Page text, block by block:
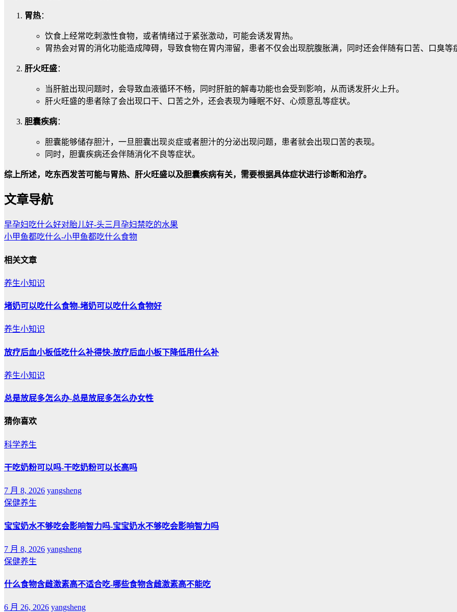
胃热：
饮食上经常吃刺激性食物，或者情绪过于紧张激动，可能会诱发胃热。
胃热会对胃的消化功能造成障碍，导致食物在胃内滞留，患者不仅会出现脘腹胀满，同时还会伴随有口苦、口臭等
肝火旺盛：
当肝脏出现问题时，会导致血液循环不畅，同时肝脏的解毒功能也会受到影响，从而诱发肝火上升。
肝火旺盛的患者除了会出现口干、口苦之外，还会表现为睡眠不好、心烦意乱等症状。
胆囊疾病：
胆囊能够储存胆汁，一旦胆囊出现炎症或者胆汁的分泌出现问题，患者就会出现口苦的表现。
同时，胆囊疾病还会伴随消化不良等症状。
综上所述，吃东西发苦可能与胃热、肝火旺盛以及胆囊疾病有关，需要根据具体症状进行诊断和治疗。
文章导航
早孕妇吃什么好对胎儿好-头三月孕妇禁吃的水果
小甲鱼都吃什么-小甲鱼都吃什么食物
相关文章
养生小知识
堵奶可以吃什么食物-堵奶可以吃什么食物好
养生小知识
放疗后血小板低吃什么补得快-放疗后血小板下降低用什么补
养生小知识
总是放屁多怎么办-总是放屁多怎么办女性
猜你喜欢
科学养生
干吃奶粉可以吗-干吃奶粉可以长高吗
7 月 8, 2026 yangsheng
保健养生
宝宝奶水不够吃会影响智力吗-宝宝奶水不够吃会影响智力吗
7 月 8, 2026 yangsheng
保健养生
什么食物含雌激素高不适合吃-哪些食物含雌激素高不能吃
6 月 26, 2026 yangsheng